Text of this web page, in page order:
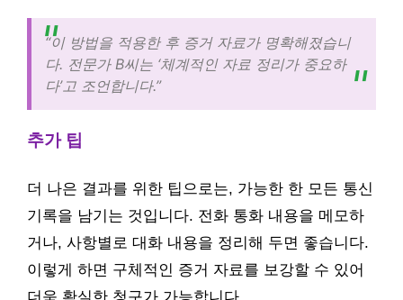
“이 방법을 적용한 후 증거 자료가 명확해졌습니
다. 전문가 B씨는 ‘체계적인 자료 정리가 중요하
다’고 조언합니다.”
추가 팁
더 나은 결과를 위한 팁으로는, 가능한 한 모든 통신
기록을 남기는 것입니다. 전화 통화 내용을 메모하
거나, 사항별로 대화 내용을 정리해 두면 좋습니다.
이렇게 하면 구체적인 증거 자료를 보강할 수 있어